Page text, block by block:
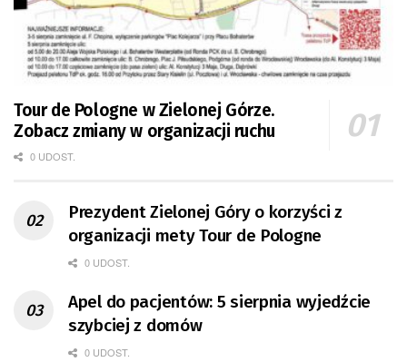
Tour de Pologne w Zielonej Górze.
Zobacz zmiany w organizacji ruchu
0 UDOST.
Prezydent Zielonej Góry o korzyści z
organizacji mety Tour de Pologne
0 UDOST.
Apel do pacjentów: 5 sierpnia wyjedźcie
szybciej z domów
0 UDOST.